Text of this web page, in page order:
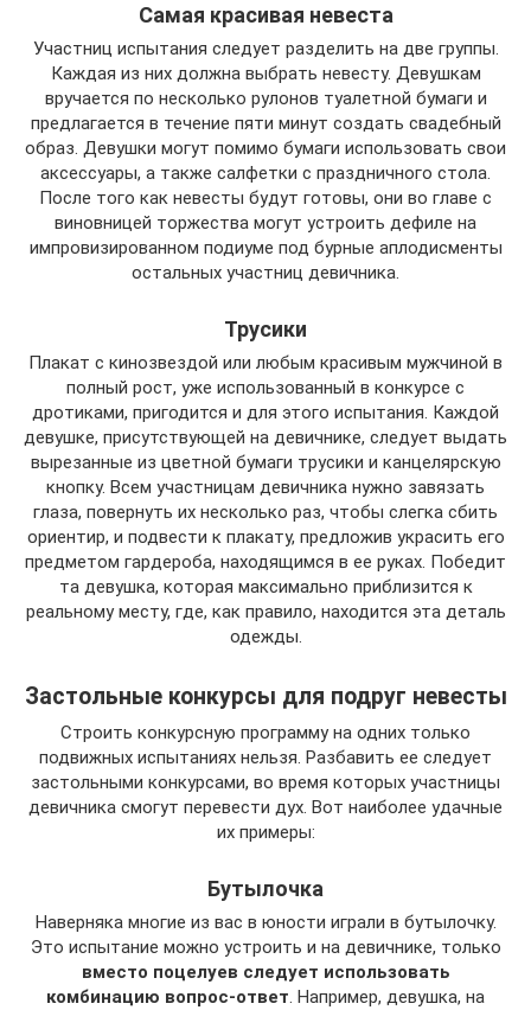
Самая красивая невеста
Участниц испытания следует разделить на две группы.
Каждая из них должна выбрать невесту. Девушкам
вручается по несколько рулонов туалетной бумаги и
предлагается в течение пяти минут создать свадебный
образ. Девушки могут помимо бумаги использовать свои
аксессуары, а также салфетки с праздничного стола.
После того как невесты будут готовы, они во главе с
виновницей торжества могут устроить дефиле на
импровизированном подиуме под бурные аплодисменты
остальных участниц девичника.
Трусики
Плакат с кинозвездой или любым красивым мужчиной в
полный рост, уже использованный в конкурсе с
дротиками, пригодится и для этого испытания. Каждой
девушке, присутствующей на девичнике, следует выдать
вырезанные из цветной бумаги трусики и канцелярскую
кнопку. Всем участницам девичника нужно завязать
глаза, повернуть их несколько раз, чтобы слегка сбить
ориентир, и подвести к плакату, предложив украсить его
предметом гардероба, находящимся в ее руках. Победит
та девушка, которая максимально приблизится к
реальному месту, где, как правило, находится эта деталь
одежды.
Застольные конкурсы для подруг невесты
Строить конкурсную программу на одних только
подвижных испытаниях нельзя. Разбавить ее следует
застольными конкурсами, во время которых участницы
девичника смогут перевести дух. Вот наиболее удачные
их примеры:
Бутылочка
Наверняка многие из вас в юности играли в бутылочку.
Это испытание можно устроить и на девичнике, только
вместо поцелуев следует использовать
комбинацию вопрос-ответ. Например, девушка, на